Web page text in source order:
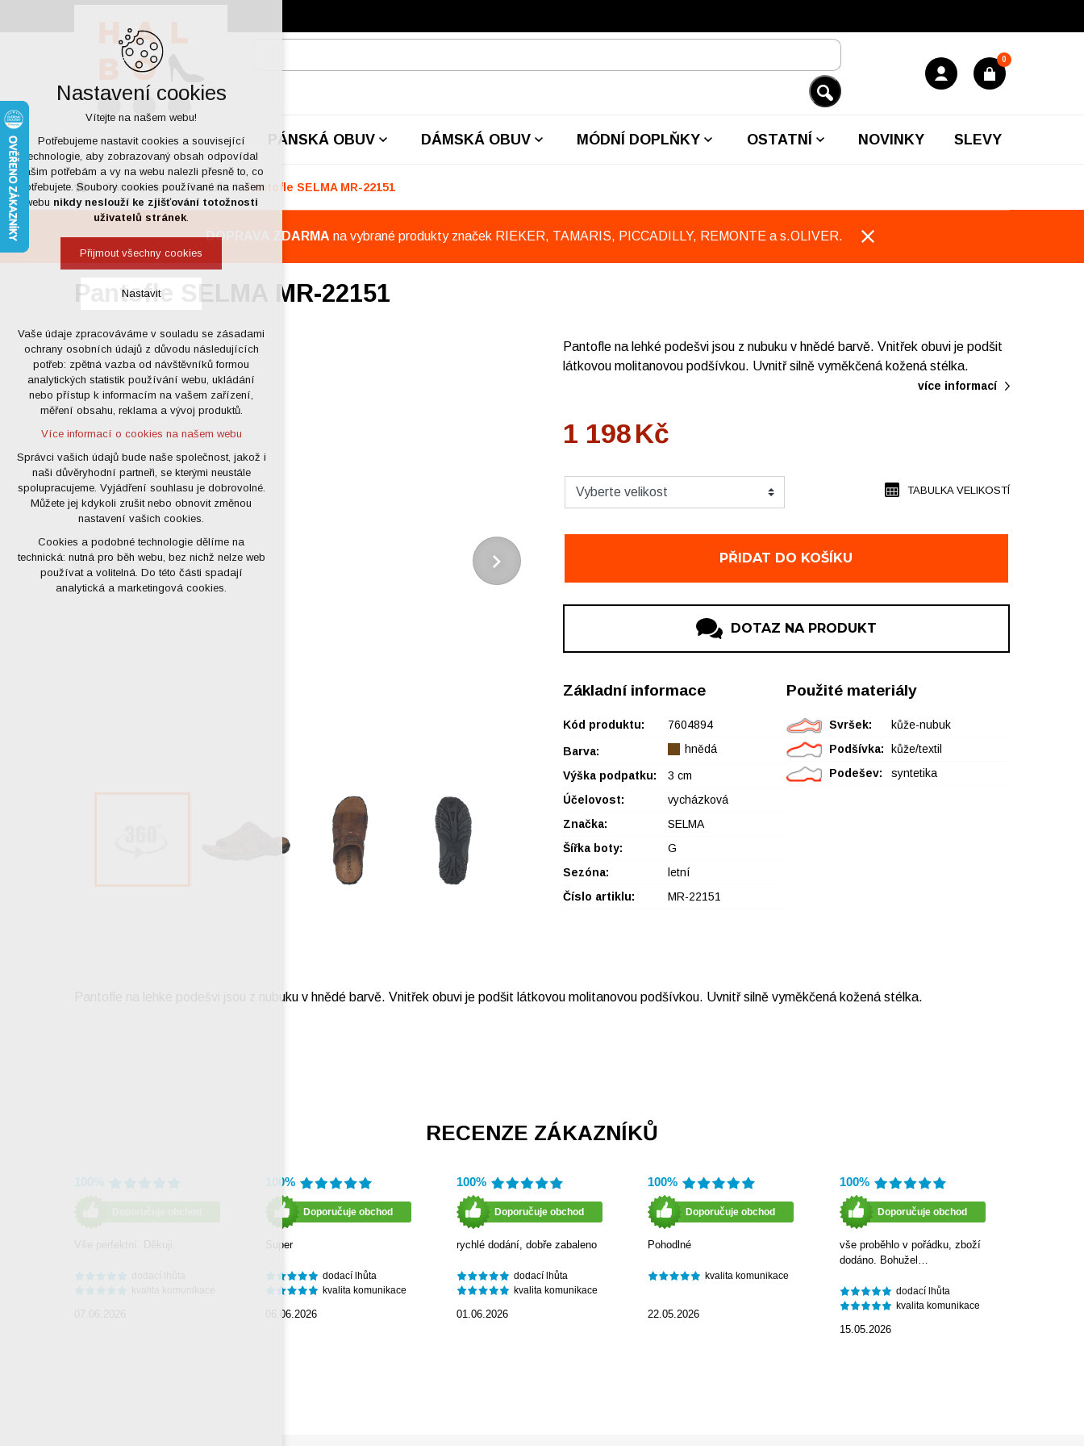
0
PÁNSKÁ OBUV DÁMSKÁ OBUV MÓDNÍ DOPLŇKY OSTATNÍ NOVINKY SLEVY
Pánská obuv Pantofle Pantofle SELMA MR-22151
DOPRAVA ZDARMA na vybrané produkty značek RIEKER, TAMARIS, PICCADILLY, REMONTE a s.OLIVER.
Pantofle SELMA MR-22151
Pantofle na lehké podešvi jsou z nubuku v hnědé barvě. Vnitřek obuvi je podšit
látkovou molitanovou podšívkou. Uvnitř silně vyměkčená kožená stélka.
více informací
1 198Kč
PŘIDAT DO KOŠÍKU
TABULKA VELIKOSTÍ
DOTAZ NA PRODUKT
Základní informace
Kód produktu: 7604894
Barva: hnědá
Výška podpatku:
3 cm
Účelovost:
vycházková
Značka:
SELMA
Šířka boty:
G
Sezóna:
letní
Číslo artiklu:
MR-22151
Použité materiály
Svršek:
kůže-nubuk
Podšívka:
kůže/textil
Podešev:
syntetika
Pantofle na lehké podešvi jsou z nubuku v hnědé barvě. Vnitřek obuvi je podšit látkovou molitanovou podšívkou. Uvnitř silně vyměkčená kožená stélka.
RECENZE ZÁKAZNÍKŮ
100%
Doporučuje obchod
Super
dodací lhůta
kvalita komunikace
06.06.2026
100%
Doporučuje obchod
rychlé dodání, dobře zabaleno
dodací lhůta
kvalita komunikace
01.06.2026
100%
Doporučuje obchod
Pohodlné
kvalita komunikace
22.05.2026
100%
Doporučuje obchod
vše proběhlo v pořádku, zboží
dodáno. Bohužel…
dodací lhůta
kvalita komunikace
15.05.2026
Nastavení cookies
Vítejte na našem webu!
Potřebujeme nastavit cookies a související
technologie, aby zobrazovaný obsah odpovídal
vašim potřebám a vy na webu nalezli přesně to, co
potřebujete. Soubory cookies používané na našem
webu nikdy neslouží ke zjišťování totožnosti
uživatelů stránek.
Přijmout všechny cookies
Nastavit
Technická cookies
nutná pro provozování webu
udržení kontextu stránek (session):
případná přihlášení, volby jazyka, apod.
Volitelná cookies
analytická pro anonymizované
vyhodnocení návštěvnosti
marketingová cookies (Google)
Více informací o cookies na našem webu
Přijmout všechny cookies
Odmítnout vše
Vaše údaje zpracováváme v souladu se zásadami
ochrany osobních údajů z důvodu následujících
potřeb: zpětná vazba od návštěvníků formou
analytických statistik používání webu, ukládání
nebo přístup k informacím na vašem zařízení,
měření obsahu, reklama a vývoj produktů.
Více informací o cookies na našem webu
Správci vašich údajů bude naše společnost, jakož i
naši důvěryhodní partneři, se kterými neustále
spolupracujeme. Vyjádření souhlasu je dobrovolné.
Můžete jej kdykoli zrušit nebo obnovit změnou
nastavení vašich cookies.
Cookies a podobné technologie dělíme na
technická: nutná pro běh webu, bez nichž nelze web
používat a volitelná. Do této části spadají
analytická a marketingová cookies.